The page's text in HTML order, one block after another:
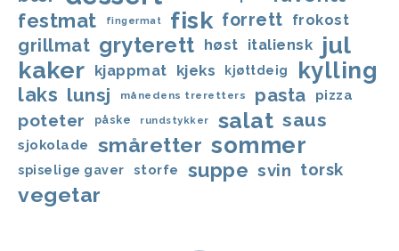
festmat fingermat fisk forrett frokost
grillmat gryterett høst italiensk
jul
kaker kjappmat kjeks kjøttdeig kylling
laks lunsj månedens treretters pasta pizza
poteter påske rundstykker salat saus
sjokolade småretter sommer
spiselige gaver storfe suppe svin torsk
vegetar